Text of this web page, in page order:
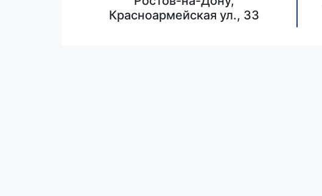
Красноармейская ул., 33